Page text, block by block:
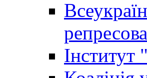
Інститут